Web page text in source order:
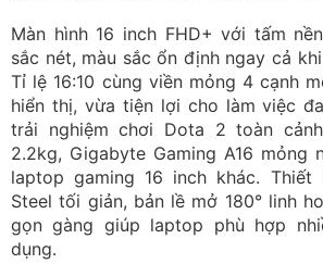
Màn hình 16 inch FHD+ với tấm
sắc nét, màu sắc ổn định ngay cả
Tỉ lệ 16:10 cùng viền mỏng 4 cạnh
hiển thị, vừa tiện lợi cho làm việc
trải nghiệm chơi Dota 2 toàn
2.2kg, Gigabyte Gaming A16 mỏng
laptop gaming 16 inch khác. Thiết
Steel tối giản, bản lề mở 180° linh
gọn gàng giúp laptop phù hợp
dụng.